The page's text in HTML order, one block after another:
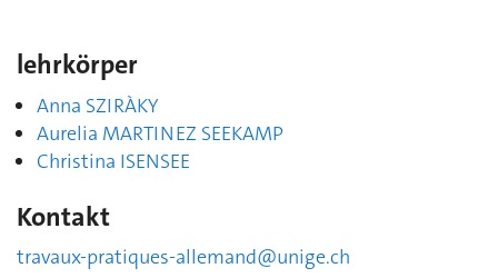
lehrkörper
Anna SZIRÀKY
Aurelia MARTINEZ SEEKAMP
Christina ISENSEE
Kontakt
travaux-pratiques-allemand@unige.ch